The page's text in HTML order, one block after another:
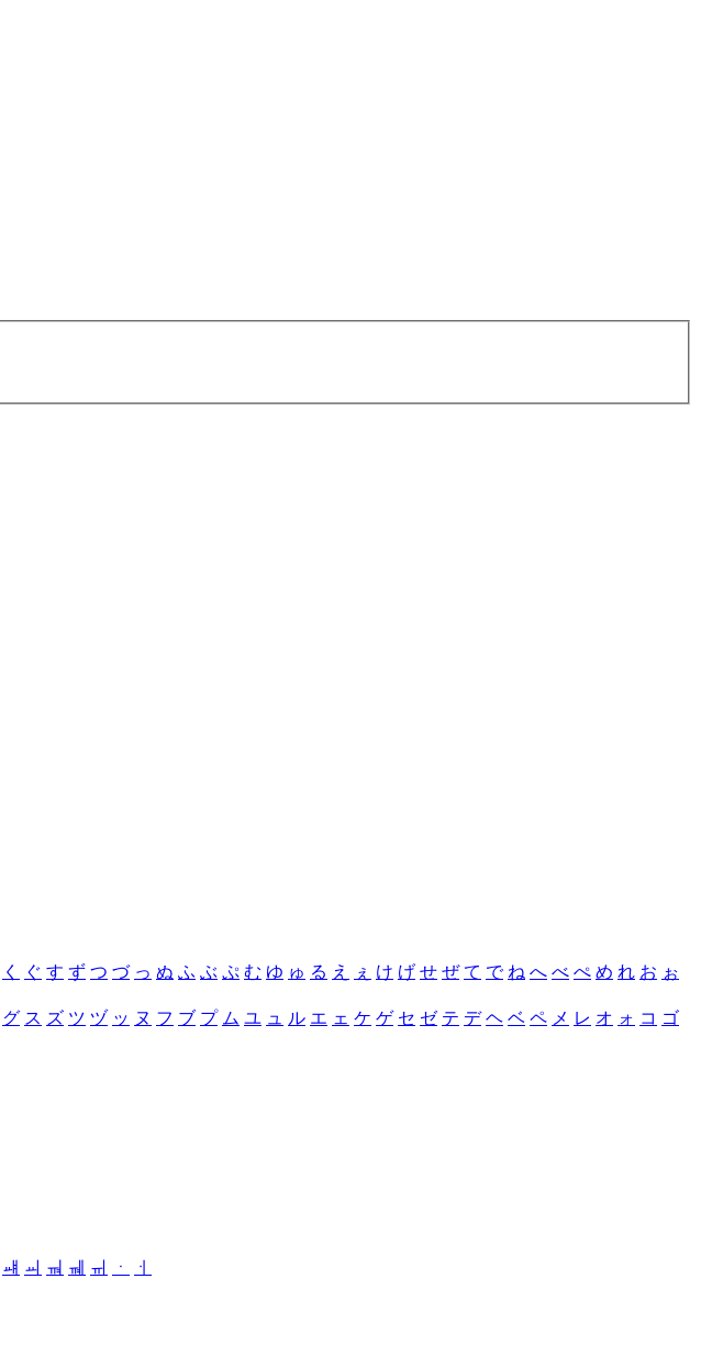
く ぐ す ず つ づ っ ぬ ふ ぶ ぷ む ゆ ゅ る え ぇ け げ せ ぜ て で ね へ べ ぺ め れ お ぉ
グ ス ズ ツ ヅ ッ ヌ フ ブ プ ム ユ ュ ル エ ェ ケ ゲ セ ゼ テ デ ヘ ベ ペ メ レ オ ォ コ ゴ
ㆈ ㆉ ㆊ ㆋ ㆌ ㆍ
ㆎ